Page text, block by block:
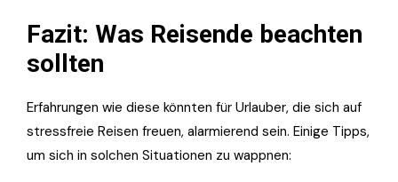
Fazit: Was Reisende beachten
sollten
Erfahrungen wie diese könnten für Urlauber, die sich auf
stressfreie Reisen freuen, alarmierend sein. Einige Tipps,
um sich in solchen Situationen zu wappnen: